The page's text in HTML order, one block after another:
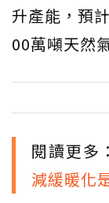
升產能，預
00萬噸天然
閱讀更多：
減緩暖化